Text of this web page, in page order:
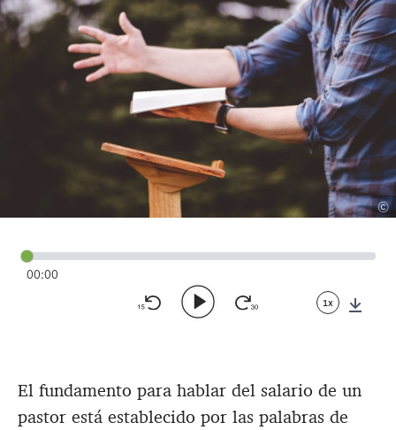
©
00:00
1x
El fundamento para hablar del salario de un
pastor está establecido por las palabras de